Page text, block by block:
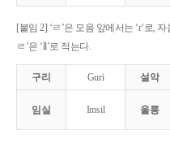
[붙임 2] ‘ㄹ’은 모음 앞에서는 ‘r’로,
ㄹ’은 ‘ll’로 적는다.
구리 Guri 설악
임실 Imsil 울릉